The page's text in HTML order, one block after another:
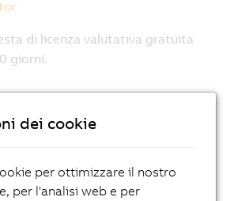
dei cookie
per ottimizzare il nostro
per l'analisi web e per